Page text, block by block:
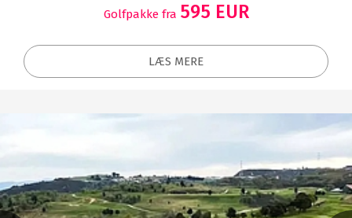
Golfpakke fra 595 EUR
LÆS MERE